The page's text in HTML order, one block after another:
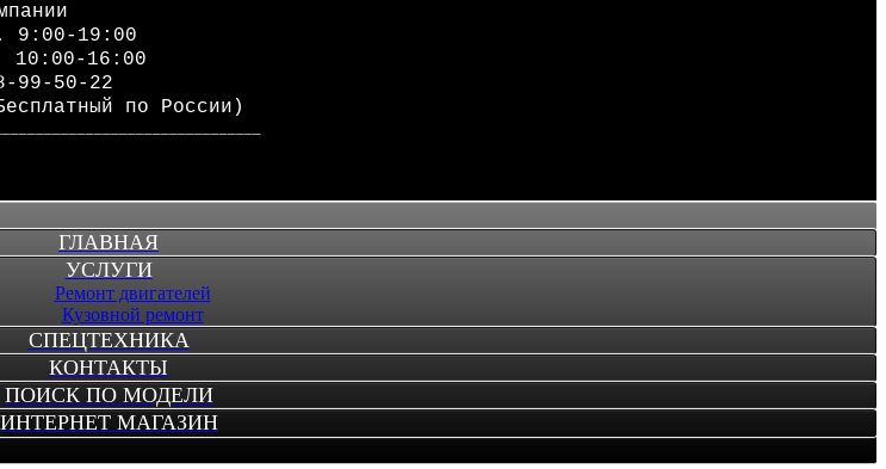
компании
19:00
10:00-16:00
99-50-22
по России)
ГЛАВНАЯ
УСЛУГИ
Ремонт двигателей
Кузовной ремонт
СПЕЦТЕХНИКА
КОНТАКТЫ
ПОИСК ПО МОДЕЛИ
ИНТЕРНЕТ МАГАЗИН